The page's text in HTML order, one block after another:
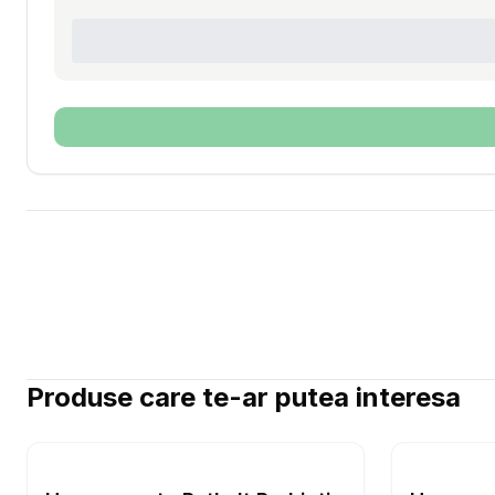
Produse care te-ar putea interesa
Hrana Uscata Pisici